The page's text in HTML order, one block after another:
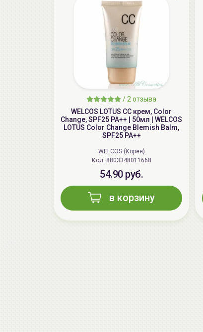
/2 отзыва
WELCOS LOTUS СС крем, Color
Change, SPF25 PA++ | 50мл | WELCOS
LOTUS Color Change Blemish Balm,
SPF25 PA++
WELCOS (Корея)
Код: 8803348011668
54.90 руб.
в корзину